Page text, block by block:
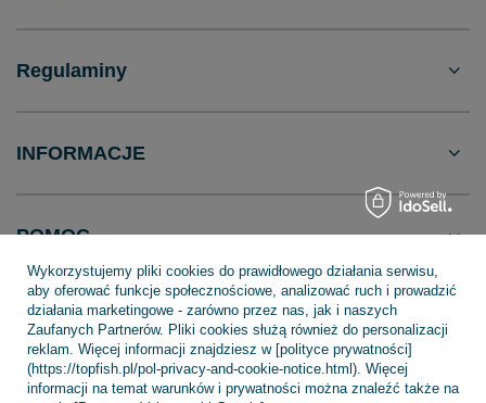
Regulaminy
INFORMACJE
POMOC
+48 695 775 577
kontakt@topfish.pl
TopFish Sp. z o.o. Sp.k,Klasztorna 38,83-400Kościerzyna
Wykorzystujemy pliki cookies do prawidłowego działania serwisu,
aby oferować funkcje społecznościowe, analizować ruch i prowadzić
działania marketingowe - zarówno przez nas, jak i naszych
Zaufanych Partnerów. Pliki cookies służą również do personalizacji
reklam. Więcej informacji znajdziesz w [polityce prywatności]
(https://topfish.pl/pol-privacy-and-cookie-notice.html). Więcej
informacji na temat warunków i prywatności można znaleźć także na